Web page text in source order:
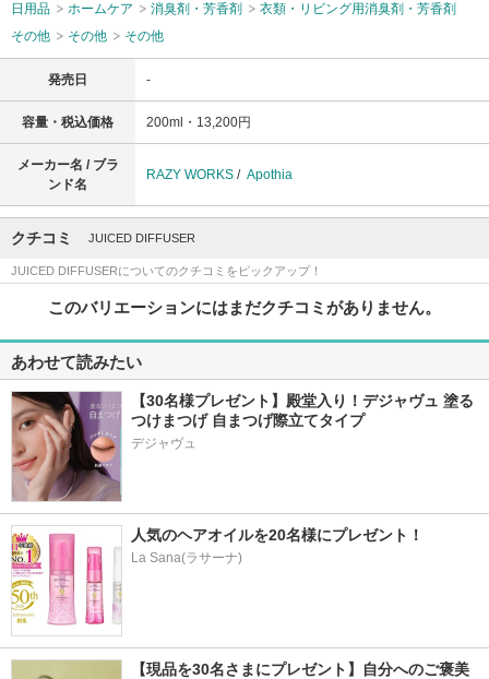
日用品
ホームケア 消臭剤・芳香剤
衣類・リビング用消臭剤・芳香剤
その他
その他 その他
発売日 -
容量・税込価格 200ml・13,200円
メーカー名 / ブラ
ンド名
RAZY WORKS / Apothia
クチコミ JUICED DIFFUSER
JUICED DIFFUSERについてのクチコミをピックアップ！
このバリエーションにはまだクチコミがありません。
あわせて読みたい
【30名様プレゼント】殿堂入り！デジャヴュ 塗る
つけまつげ 自まつげ際立てタイプ
デジャヴュ
人気のヘアオイルを20名様にプレゼント！
La Sana(ラサーナ)
【現品を30名さまにプレゼント】自分へのご褒美